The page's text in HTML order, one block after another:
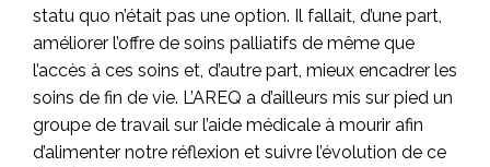
statu quo n’était pas une option. Il fallait, d’une part,
améliorer l’offre de soins palliatifs de même que
l’accès à ces soins et, d’autre part, mieux encadrer les
soins de fin de vie. L’AREQ a d’ailleurs mis sur pied un
groupe de travail sur l’aide médicale à mourir afin
d’alimenter notre réflexion et suivre l’évolution de ce